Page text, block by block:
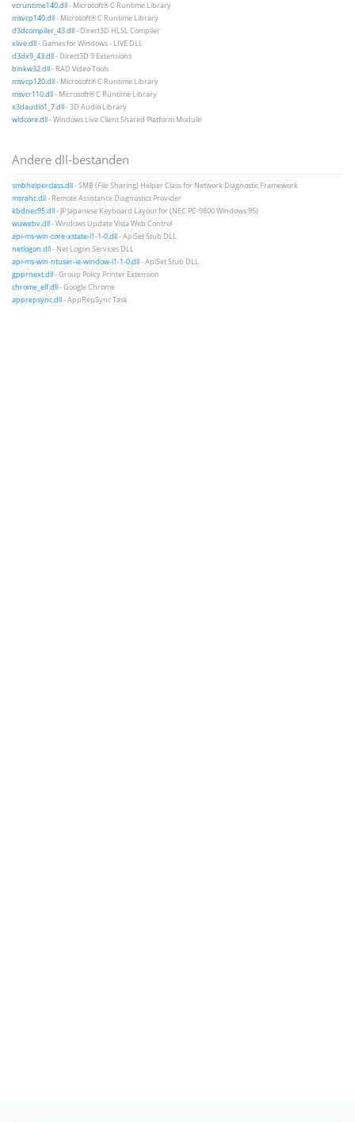
vcruntime140.dll- Microsoft® C Runtime Library
msvcp140.dll- Microsoft® C Runtime Library
d3dcompiler_43.dll- Direct3D HLSL Compiler
xlive.dll- Games for Windows - LIVE DLL
d3dx9_43.dll- Direct3D 9 Extensions
binkw32.dll- RAD Video Tools
msvcp120.dll- Microsoft® C Runtime Library
msvcr110.dll- Microsoft® C Runtime Library
x3daudio1_7.dll- 3D Audio Library
wldcore.dll- Windows Live Client Shared Platform Module
Andere dll-bestanden
smbhelperclass.dll- SMB (File Sharing) Helper Class for Network Diagnostic Framework
msrahc.dll- Remote Assistance Diagnostics Provider
kbdnec95.dll- JP Japanese Keyboard Layout for (NEC PC-9800 Windows 95)
wuwebv.dll- Windows Update Vista Web Control
api-ms-win-core-xstate-l1-1-0.dll- ApiSet Stub DLL
netlogon.dll- Net Logon Services DLL
api-ms-win-ntuser-ie-window-l1-1-0.dll- ApiSet Stub DLL
gpprnext.dll- Group Policy Printer Extension
chrome_elf.dll- Google Chrome
apprepsync.dll- AppRepSync Task